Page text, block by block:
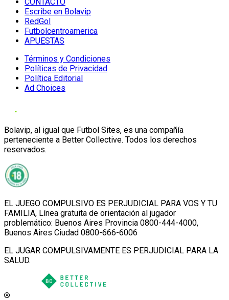
Escribe en Bolavip
RedGol
Futbolcentroamerica
APUESTAS
Términos y Condiciones
Políticas de Privacidad
Política Editorial
Ad Choices
Bolavip, al igual que Futbol Sites, es una compañía
perteneciente a Better Collective. Todos los derechos
reservados.
EL JUEGO COMPULSIVO ES PERJUDICIAL PARA VOS Y TU
FAMILIA, Línea gratuita de orientación al jugador
problemático: Buenos Aires Provincia 0800-444-4000,
Buenos Aires Ciudad 0800-666-6006
EL JUGAR COMPULSIVAMENTE ES PERJUDICIAL PARA LA
SALUD.